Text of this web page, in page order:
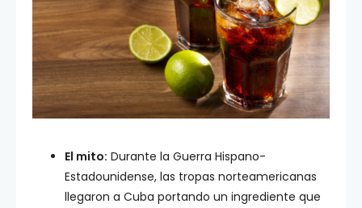
El mito: Durante la Guerra Hispano-
Estadounidense, las tropas norteamericanas
llegaron a Cuba portando un ingrediente que